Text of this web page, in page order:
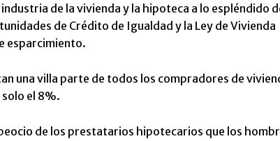
de la vivienda y la hipoteca a lo espléndido
de Crédito de Igualdad y la Ley de Vivienda
esparcimiento.
una villa parte de todos los compradores de
el 8%.
de los prestatarios hipotecarios que los